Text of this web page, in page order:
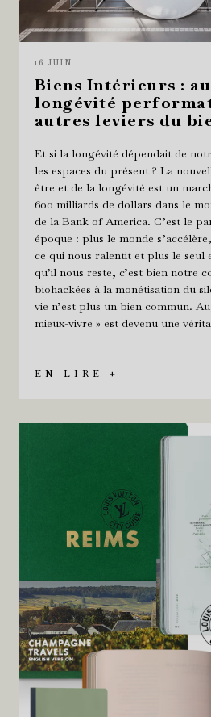
16 JUIN
Biens Intérieurs :
longévité
autres leviers du
Et si la longévité dépendait de
les espaces du présent ? La
être et de la longévité est un
600 milliards de dollars dans le
de la Bank of America. C’est le
époque : plus le monde
ce qui nous ralentit et plus le seul
qu’il nous reste, c’est bien notre
biohackées à la monétisation du
vie n’est plus un bien commun.
mieux-vivre » est devenu une
EN LIRE +